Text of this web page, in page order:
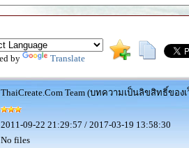
by Translate
ThaiCreate.Com Team (บทความเป็นลิขสิทธิ์ขอ
2011-09-22 21:29:57 / 2017-03-19 13:58:30
No files